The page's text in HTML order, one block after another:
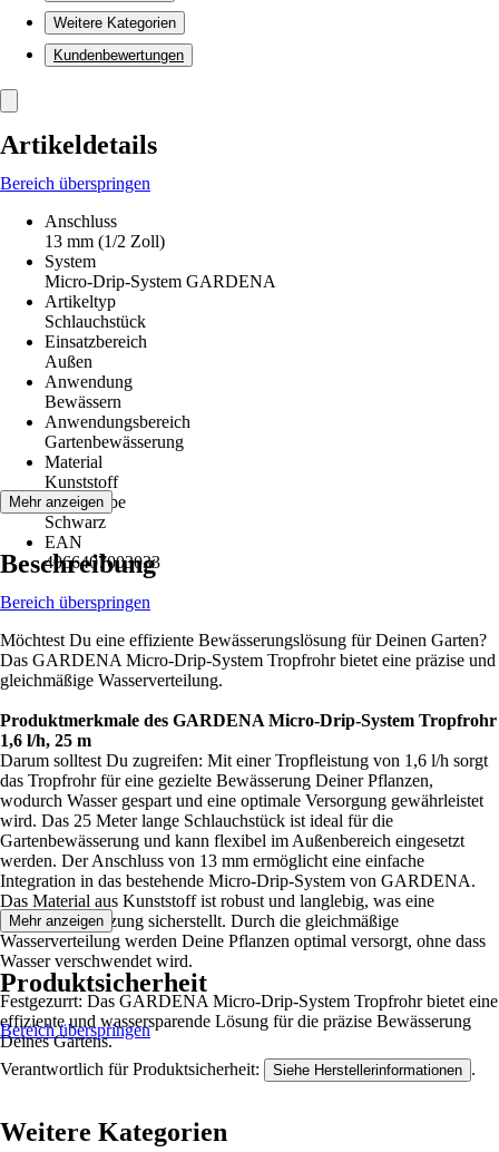
Weitere Kategorien
Kundenbewertungen
Artikeldetails
Bereich überspringen
Anschluss
13 mm (1/2 Zoll)
System
Micro-Drip-System GARDENA
Artikeltyp
Schlauchstück
Einsatzbereich
Außen
Anwendung
Bewässern
Anwendungsbereich
Gartenbewässerung
Material
Kunststoff
Grundfarbe
Schwarz
EAN
4066407003033
Mehr anzeigen
Beschreibung
Bereich überspringen
Möchtest Du eine effiziente Bewässerungslösung für Deinen Garten?
Das GARDENA Micro-Drip-System Tropfrohr bietet eine präzise und
gleichmäßige Wasserverteilung.
Produktmerkmale des GARDENA Micro-Drip-System Tropfrohr
1,6 l/h, 25 m
Darum solltest Du zugreifen: Mit einer Tropfleistung von 1,6 l/h sorgt
das Tropfrohr für eine gezielte Bewässerung Deiner Pflanzen,
wodurch Wasser gespart und eine optimale Versorgung gewährleistet
wird. Das 25 Meter lange Schlauchstück ist ideal für die
Gartenbewässerung und kann flexibel im Außenbereich eingesetzt
werden. Der Anschluss von 13 mm ermöglicht eine einfache
Integration in das bestehende Micro-Drip-System von GARDENA.
Das Material aus Kunststoff ist robust und langlebig, was eine
langfristige Nutzung sicherstellt. Durch die gleichmäßige
Wasserverteilung werden Deine Pflanzen optimal versorgt, ohne dass
Wasser verschwendet wird.
Festgezurrt: Das GARDENA Micro-Drip-System Tropfrohr bietet eine
effiziente und wassersparende Lösung für die präzise Bewässerung
Deines Gartens.
Mehr anzeigen
Produktsicherheit
Bereich überspringen
Verantwortlich für Produktsicherheit: Siehe Herstellerinformationen .
Weitere Kategorien